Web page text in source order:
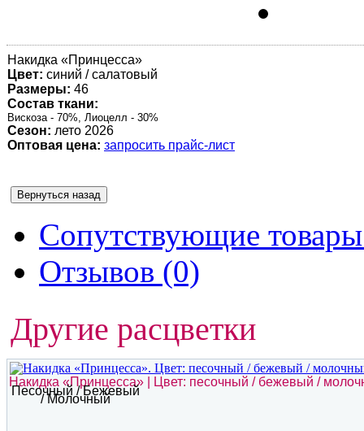
Накидка «Принцесса»
Цвет: синий / салатовый
Размеры: 46
Состав ткани:
Вискоза - 70%, Лиоцелл - 30%
Сезон: лето 2026
Оптовая цена: запросить прайс-лист
Сопутствующие
Отзывов (0)
Другие расцветки
Накидка «Принцесса» | Цвет: песочный / бежевый /
Песочный / Бежевый
/ Молочный